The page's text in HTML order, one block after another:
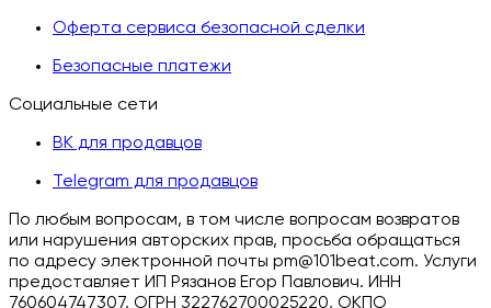
Оферта сервиса безопасной сделки
Безопасные платежи
Социальные сети
ВК для продавцов
Telegram для продавцов
По любым вопросам, в том числе вопросам возвратов
или нарушения авторских прав, просьба обращаться
по адресу электронной почты pm@101beat.com. Услуги
предоставляет ИП Рязанов Егор Павлович. ИНН
760604747307, ОГРН 322762700025220, ОКПО